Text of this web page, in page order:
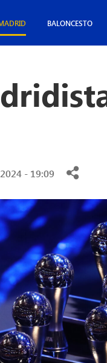
BALONCESTO
- 19:09